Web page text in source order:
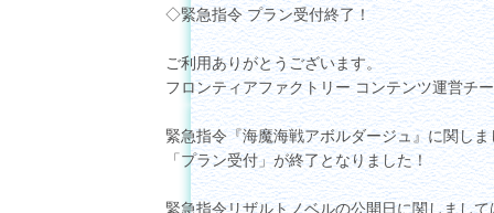
◇緊急指令 プラン受付終了！
ご利用ありがとうございます。
フロンティアファクトリー コンテンツ運営チ
緊急指令『海魔海戦アボルダージュ』に関しま
「プラン受付」が終了となりました！
緊急指令リザルトノベルの公開日に関しまして